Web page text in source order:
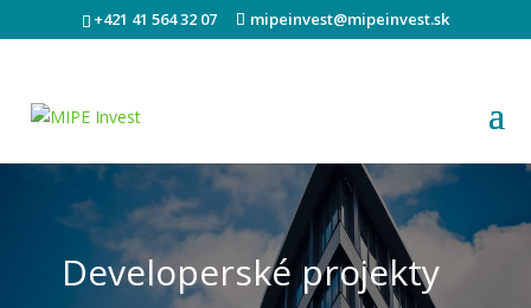
+421 41 564 32 07 mipeinvest@mipeinvest.sk
Developerské projekty